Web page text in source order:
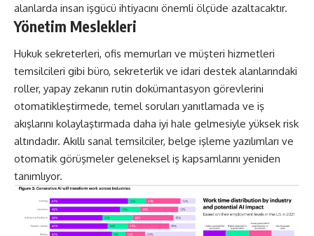
alanlarda insan işgücü ihtiyacını önemli ölçüde azaltacaktır.
Yönetim Meslekleri
Hukuk sekreterleri, ofis memurları ve müşteri hizmetleri
temsilcileri gibi büro, sekreterlik ve idari destek alanlarındaki
roller, yapay zekanın rutin dokümantasyon görevlerini
otomatikleştirmede, temel soruları yanıtlamada ve iş
akışlarını kolaylaştırmada daha iyi hale gelmesiyle yüksek risk
altındadır. Akıllı sanal temsilciler, belge işleme yazılımları ve
otomatik görüşmeler geleneksel iş kapsamlarını yeniden
tanımlıyor.